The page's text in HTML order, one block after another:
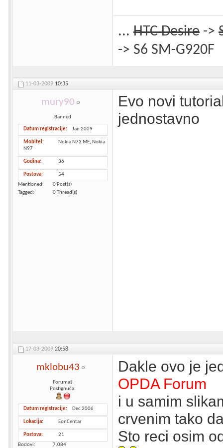
... HTC Desire ->
-> S6 SM-G920F
11-03-2009 10:35
mury90
Banned
Datum registracije Jan 2009
Mobitel
Nokia N73 ME, Nokia
N97
Godina 36
Postova
54
Mentioned
0 Post(s)
Tagged
0 Thread(s)
Evo novi
jednostavno
17-03-2009 20:58
mklobu43
Forumaš
Postignuća:
Datum registracije Dec 2006
Lokacija EonCentar
Postova
21
Bodovi
7.084
Dakle ovo je
OPDA Forum
i u samim
crvenim tako
Sto reci osim